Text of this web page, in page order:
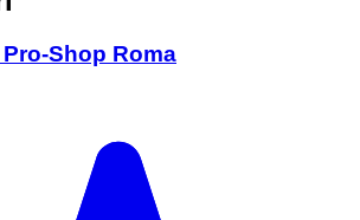
Shop Roma